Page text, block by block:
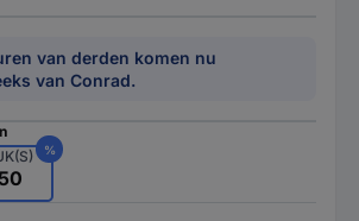
van derden komen nu
van Conrad.
%